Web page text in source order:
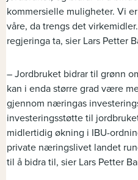
kommersielle muligheter. Vi
våre, da trengs det
regjeringa ta, sier Lars Petter
– Jordbruket bidrar til grønn
kan i enda større grad være
gjennom næringas
investeringsstøtte til
midlertidig økning i IBU-
private næringslivet landet
til å bidra til, sier Lars Petter